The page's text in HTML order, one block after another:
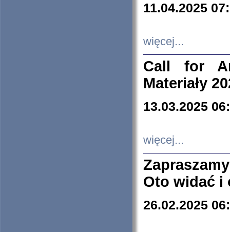
11.04.2025
więcej...
Call for
Materiały
13.03.2025
więcej...
Oto widać i
26.02.2025